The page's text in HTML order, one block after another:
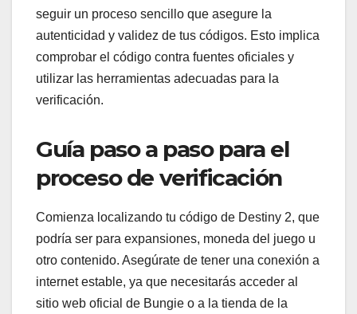
seguir un proceso sencillo que asegure la
autenticidad y validez de tus códigos. Esto implica
comprobar el código contra fuentes oficiales y
utilizar las herramientas adecuadas para la
verificación.
Guía paso a paso para el
proceso de verificación
Comienza localizando tu código de Destiny 2, que
podría ser para expansiones, moneda del juego u
otro contenido. Asegúrate de tener una conexión a
internet estable, ya que necesitarás acceder al
sitio web oficial de Bungie o a la tienda de la